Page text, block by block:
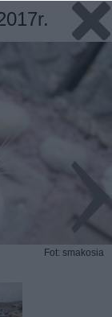
Fot: smakosia